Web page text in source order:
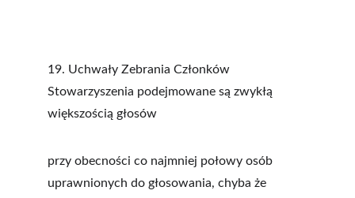
19. Uchwały Zebrania Członków
Stowarzyszenia podejmowane są zwykłą
większością głosów
przy obecności co najmniej połowy osób
uprawnionych do głosowania, chyba że